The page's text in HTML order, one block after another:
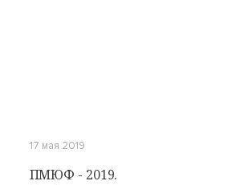
17 мая 2019
ПМЮФ - 2019.